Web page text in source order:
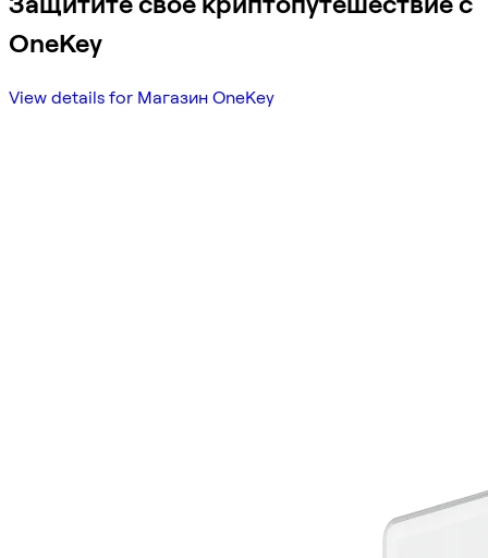
OneKey
View details for Магазин OneKey